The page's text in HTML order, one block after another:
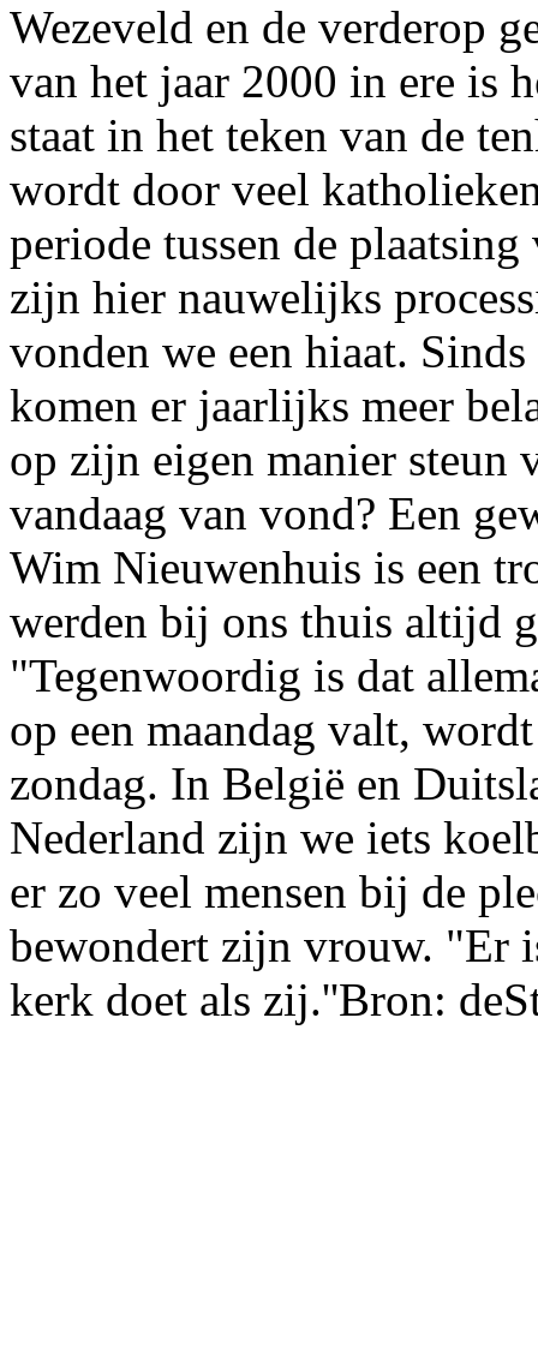
Wezeveld en de verderop
van het jaar 2000 in ere is
staat in het teken van de
wordt door veel
periode tussen de
zijn hier nauwelijks
vonden we een hiaat.
komen er jaarlijks meer
op zijn eigen manier
vandaag van vond? Een
Wim Nieuwenhuis is een
werden bij ons thuis altijd
"Tegenwoordig is dat
op een maandag valt,
zondag. In België en
Nederland zijn we iets
er zo veel mensen bij de
bewondert zijn vrouw. "Er
kerk doet als zij.''Bron: